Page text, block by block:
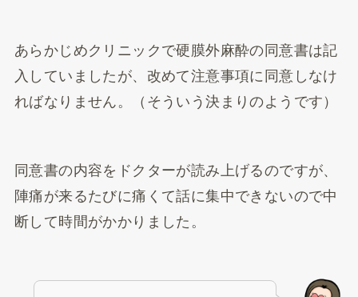
あらかじめクリニックで硬膜外麻酔の同意書は記
入していましたが、改めて注意事項に同意しなけ
ればなりません。（そういう決まりのようです）
同意書の内容をドクターが読み上げるのですが、
陣痛が来るたびに痛くて話に集中できないので中
断して時間がかかりました。